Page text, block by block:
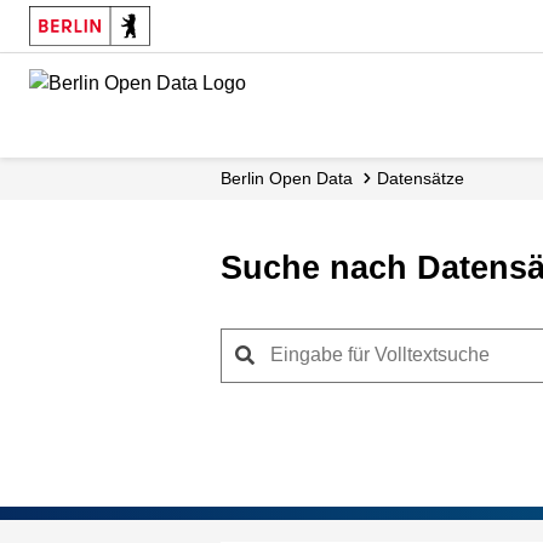
Skip
main
Berlin Open Data Datensätze
Suche nach